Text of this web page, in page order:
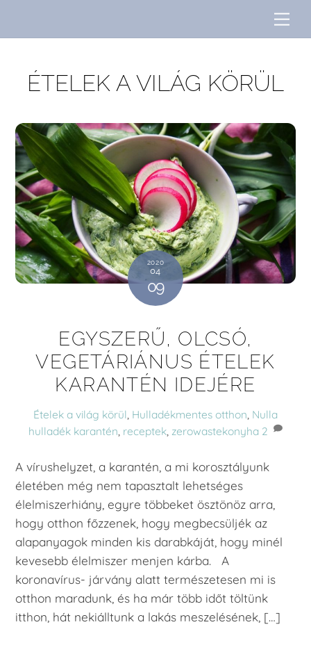
ÉTELEK A VILÁG KÖRÜL
2020
04
09
EGYSZERŰ, OLCSÓ,
VEGETÁRIÁNUS ÉTELEK
KARANTÉN IDEJÉRE
Ételek a világ körül Hulladékmentes otthon Nulla
hulladék karantén receptek zerowastekonyha 2
A vírushelyzet, a karantén, a mi korosztályunk
életében még nem tapasztalt lehetséges
élelmiszerhiány, egyre többeket ösztönöz arra,
hogy otthon főzzenek, hogy megbecsüljék az
alapanyagok minden kis darabkáját, hogy minél
kevesebb élelmiszer menjen kárba. A
koronavírus- járvány alatt természetesen mi is
otthon maradunk, és ha már több időt töltünk
itthon, hát nekiálltunk a lakás meszelésének, […]